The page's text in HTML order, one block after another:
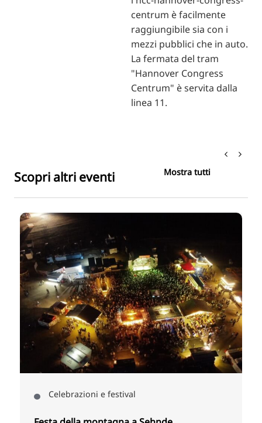
centrum è facilmente
raggiungibile sia con i
mezzi pubblici che in auto.
La fermata del tram
"Hannover Congress
Centrum" è servita dalla
linea 11.
Scopri altri eventi Mostra tutti
Celebrazioni e festival